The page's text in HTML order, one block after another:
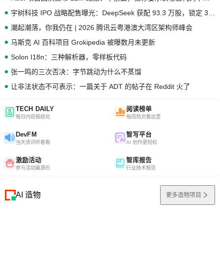
潮起潮落，你我仍在 | 2026 腾讯云粤港澳大湾区架构师峰会
马斯克 AI 百科项目 Grokipedia 被曝数月未更新
Solon I18n：三种解析器，零样板代码
张一鸣的三次否决：字节跳动为什么不蒸馏
让非法状态不可表示：一篇关于 ADT 的帖子在 Reddit 火了
TECH DAILY
每日内容报纸化
阅读榜单
每周热文看这里
DevFM
当天资讯听着看
智写平台
AI 创作更轻松
激励活动
参与活动赢源石
智库报告
行业技术报告
AI 造物 更多造物项目